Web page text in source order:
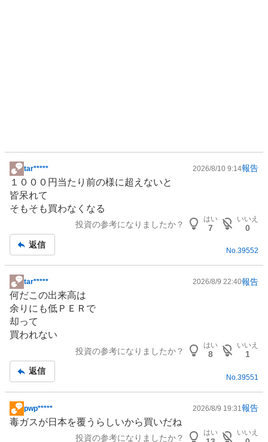
掲
示
板
記
tar***** 2026/8/10 9:14報告
１０００円当たり前の様に超えないと
皆呆れて
そもそも買わなくなる
投資の参考になりましたか？
はい
7
いいえ
0
返信
No.39552
掲
示
板
記
事
tar***** 2026/8/9 22:40報告
何だこの出来高は
余りにも低ＰＥＲで
却って
買われない
投資の参考になりましたか？
はい
8
いいえ
1
返信
No. 39551
掲
示
pwp***** 2026/8/9 19:31 報告
毒ガスが日本を覆うらしいから買いだね
投資の参考になりましたか？
はい いいえ